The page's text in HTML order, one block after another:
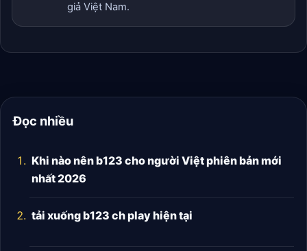
giả Việt Nam.
Đọc nhiều
Khi nào nên b123 cho người Việt phiên bản mới
nhất 2026
tải xuống b123 ch play hiện tại